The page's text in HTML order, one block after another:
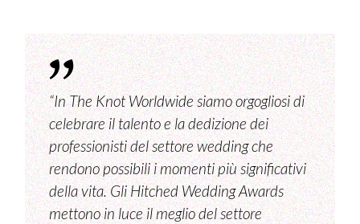
“In The Knot Worldwide siamo orgogliosi di
celebrare il talento e la dedizione dei
professionisti del settore wedding che
rendono possibili i momenti più significativi
della vita. Gli Hitched Wedding Awards
mettono in luce il meglio del settore